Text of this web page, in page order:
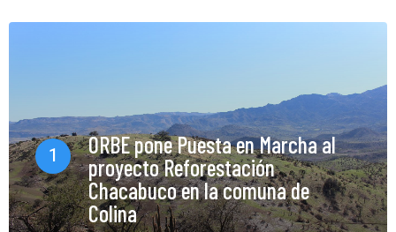
1
ORBE pone Puesta en Marcha al
proyecto Reforestación
Chacabuco en la comuna de
Colina